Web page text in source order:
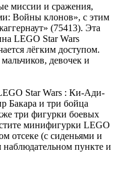
миссии и сражения,
Войны клонов», с этим
(75413). Эта
LEGO Star Wars
лёгким доступом.
девочек и
Star Wars : Ки-Ади-
Бакара и три бойца
три фигурки боевых
минифигурки LEGO
отсеке (с сиденьями и
пункте и